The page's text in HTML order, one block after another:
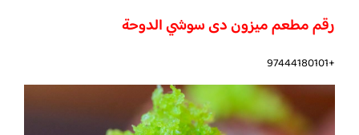
رقم مطعم ميزون دى سوشي الدوحة
+97444180101